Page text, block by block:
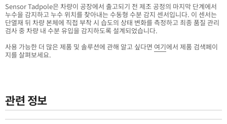
Sensor Tadpole은 차량이 공장에서 출고되기 전 제조 공정의 마지막 단계에서
누수을 감지하고 누수 위치를 찾아내는 수동형 수분 감지 센서입니다. 이 센서는
단열재 뒤 차량 본체에 직접 부착 시 습도의 상태 변화를 측정하고 최종 품질 관리
검사 중 차량 내 수분 유입을 감지하도록 설계되었습니다.
사용 가능한 더 많은 제품 및 솔루션에 관해 알고 싶다면 여기에서 제품 검색페이
지를 살펴보세요.
관련 정보